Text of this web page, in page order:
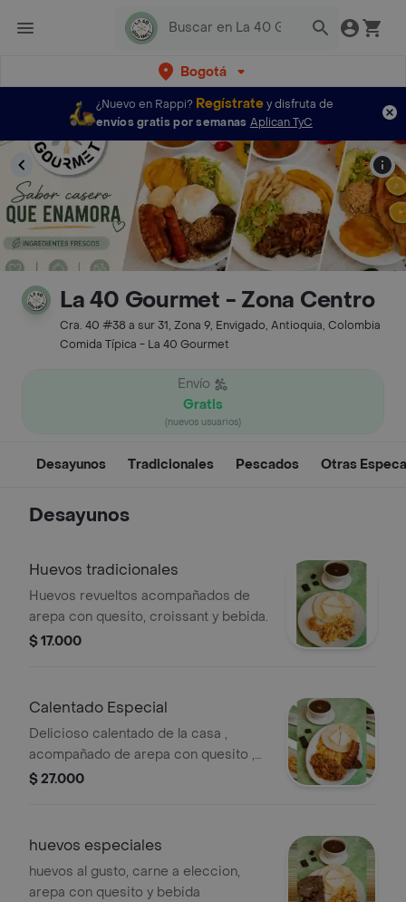
Bogotá
¿Nuevo en Rappi? Regístratey disfruta de
envíos gratis por semanas Aplican TyC
La 40 Gourmet - Zona Centro
Cra. 40 #38 a sur 31, Zona 9, Envigado, Antioquia, Colombia
Comida Típica - La 40 Gourmet
Envío
Gratis
(nuevos usuarios)
Desayunos Tradicionales Pescados Otras
Desayunos
Huevos tradicionales
Huevos revueltos acompañados de
arepa con quesito, croissant y bebida.
$ 17.000
Calentado Especial
Delicioso calentado de la casa ,
acompañado de arepa con quesito ,
huevos revueltos , carne a elección y
$ 27.000
huevos especiales
huevos al gusto, carne a eleccion,
arepa con quesito y bebida